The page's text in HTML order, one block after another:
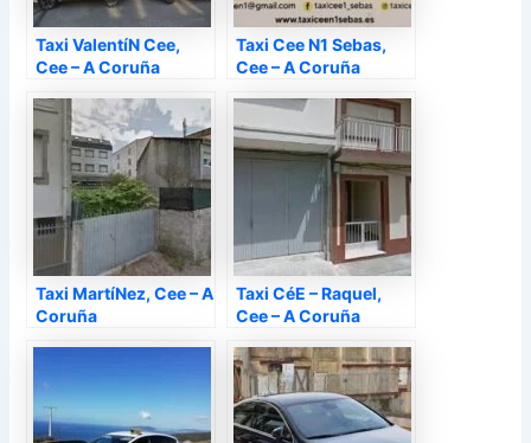
Taxi ValentíN Cee,
Cee – A Coruña
Taxi Cee N1 Sebas,
Cee – A Coruña
Taxi MartíNez, Cee – A
Coruña
Taxi CéE – Raquel,
Cee – A Coruña